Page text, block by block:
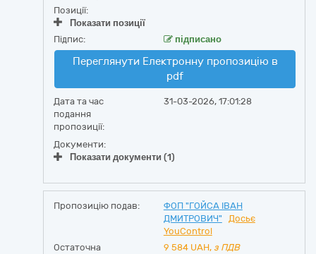
Позиції:
Показати позиції
Підпис:
підписано
Переглянути Електронну пропозицію в
pdf
Дата та час
подання
пропозиції:
31-03-2026, 17:01:28
Документи:
Показати документи (1)
Пропозицію подав:
ФОП "ГОЙСА ІВАН
ДМИТРОВИЧ"
Досьє
YouControl
Остаточна
9 584 UAH, з ПДВ